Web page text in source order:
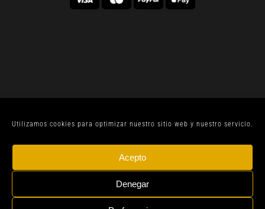
Utilizamos cookies para optimizar nuestro sitio web y nuestro servicio.
Acepto
Denegar
LOS DERECHOS RESERVADOS | BY